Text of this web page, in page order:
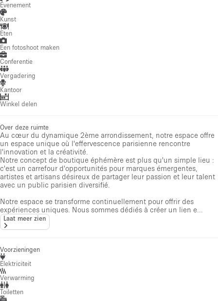
Evenement
Kunst
Eten
Een fotoshoot maken
Conferentie
Vergadering
Kantoor
Winkel delen
Over deze ruimte
Au cœur du dynamique 2ème arrondissement, notre espace offre
un espace unique où l'effervescence parisienne rencontre
l'innovation et la créativité.
Notre concept de boutique éphémère est plus qu'un simple lieu :
c'est un carrefour d'opportunités pour marques émergentes,
artistes et artisans désireux de partager leur passion et leur talent
avec un public parisien diversifié.
Notre espace se transforme continuellement pour offrir des
expériences uniques. Nous sommes dédiés à créer un lien e...
Laat meer zien
Voorzieningen
Elektriciteit
Verwarming
Toiletten